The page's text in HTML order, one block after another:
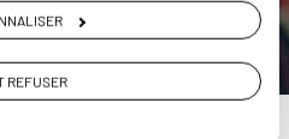
REFUSER23 56